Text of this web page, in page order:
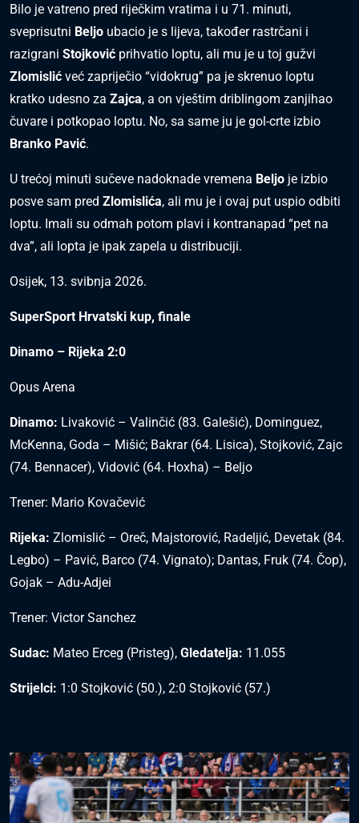
Bilo je vatreno pred riječkim vratima i u 71. minuti,
sveprisutni Beljo ubacio je s lijeva, također rastrčani i
razigrani Stojković prihvatio loptu, ali mu je u toj gužvi
Zlomislić već zapriječio “vidokrug” pa je skrenuo loptu
kratko udesno za Zajca, a on vještim driblingom zanjihao
čuvare i potkopao loptu. No, sa same ju je gol-crte izbio
Branko Pavić.
U trećoj minuti sučeve nadoknade vremena Beljo je izbio
posve sam pred Zlomislića, ali mu je i ovaj put uspio odbiti
loptu. Imali su odmah potom plavi i kontranapad “pet na
dva”, ali lopta je ipak zapela u distribuciji.
Osijek, 13. svibnja 2026.
SuperSport Hrvatski kup, finale
Dinamo – Rijeka 2:0
Opus Arena
Dinamo: Livaković – Valinčić (83. Galešić), Dominguez,
McKenna, Goda – Mišić; Bakrar (64. Lisica), Stojković, Zajc
(74. Bennacer), Vidović (64. Hoxha) – Beljo
Trener: Mario Kovačević
Rijeka: Zlomislić – Oreč, Majstorović, Radeljić, Devetak (84.
Legbo) – Pavić, Barco (74. Vignato); Dantas, Fruk (74. Čop),
Gojak – Adu-Adjei
Trener: Victor Sanchez
Sudac: Mateo Erceg (Pristeg), Gledatelja: 11.055
Strijelci: 1:0 Stojković (50.), 2:0 Stojković (57.)